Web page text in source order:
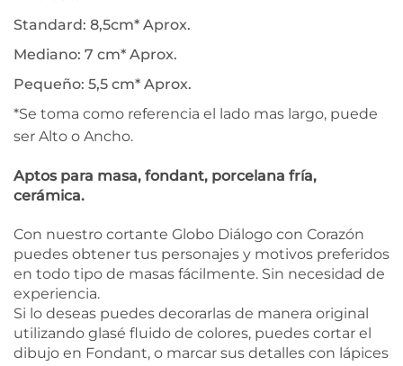
Standard: 8,5cm* Aprox.
Mediano: 7 cm* Aprox.
Pequeño: 5,5 cm* Aprox.
*Se toma como referencia el lado mas largo, puede
ser Alto o Ancho.
Aptos para masa, fondant, porcelana fría,
cerámica.
Con nuestro cortante Globo Diálogo con Corazón
puedes obtener tus personajes y motivos preferidos
en todo tipo de masas fácilmente. Sin necesidad de
experiencia.
Si lo deseas puedes decorarlas de manera original
utilizando glasé fluido de colores, puedes cortar el
dibujo en Fondant, o marcar sus detalles con lápices